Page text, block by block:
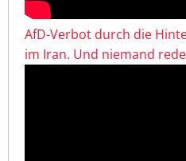
AfD-Verbot durch die
im Iran. Und niemand